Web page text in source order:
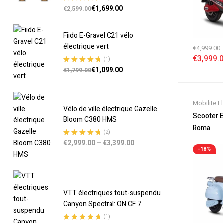
€4,999.00
€
Mobilite
Soldes,
Scooter
Scooter
Roma
-18%
Note5.00sur
€2,599.00€1,699.00
Fiido E-Gravel C21 vélo
électrique vert
Note5.00sur
(1)
€1,799.00€1,099.00
Vélo de ville électrique Gazelle
Bloom C380 HMS
Note5.00 sur
(2)
€2,999.00– €3,399.00
VTT électriques tout-suspendu
Canyon Spectral: ON CF 7
(1)